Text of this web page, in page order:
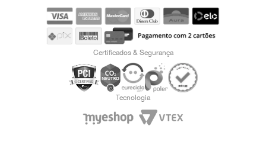
Certificados & Segurança
Tecnologia